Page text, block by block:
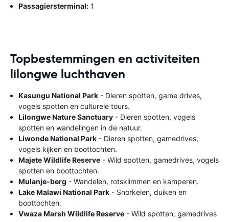
Passagiersterminal: 1
Topbestemmingen en activiteiten
lilongwe luchthaven
Kasungu National Park - Dieren spotten, game drives,
vogels spotten en culturele tours.
Lilongwe Nature Sanctuary - Dieren spotten, vogels
spotten en wandelingen in de natuur.
Liwonde National Park - Dieren spotten, gamedrives,
vogels kijken en boottochten.
Majete Wildlife Reserve - Wild spotten, gamedrives, vogels
spotten en boottochten.
Mulanje-berg - Wandelen, rotsklimmen en kamperen.
Lake Malawi National Park - Snorkelen, duiken en
boottochten.
Vwaza Marsh Wildlife Reserve - Wild spotten, gamedrives